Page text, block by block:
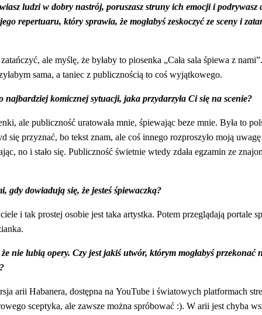
ludzi w dobry nastrój, poruszasz struny ich emocji i podrywasz
repertuaru, który sprawia, że mogłabyś zeskoczyć ze sceny i
ale myślę, że byłaby to piosenka „Cała sala śpiewa z
sama, a taniec z publicznością to coś wyjątkowego.
najbardziej komicznej sytuacji, jaka przydarzyła Ci się na scenie?
ale publiczność uratowała mnie, śpiewając beze mnie. Była to
się przyznać, bo tekst znam, ale coś innego rozproszyło moją
no i stało się. Publiczność świetnie wtedy zdała egzamin ze
gdy dowiadują się, że jesteś śpiewaczką?
i tak prostej osobie jest taka artystka. Potem przeglądają portale
nie lubią opery. Czy jest jakiś utwór, którym mogłabyś przekonać
arii Habanera, dostępna na YouTube i światowych platformach
sceptyka, ale zawsze można spróbować :). W arii jest chyba